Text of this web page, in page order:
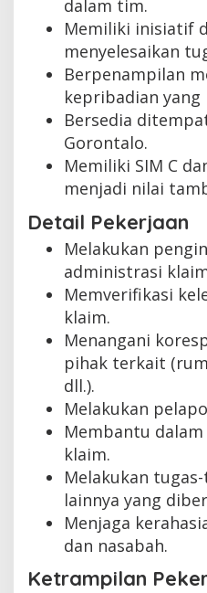
dalam tim.
Memiliki inisiatif
menyelesaikan
Berpenampilan
kepribadian yang
Bersedia
Gorontalo.
Memiliki SIM C
menjadi nilai
Detail Pekerjaan
Melakukan
administrasi
Memverifikasi
klaim.
Menangani
pihak terkait
dll.).
Melakukan
Membantu
klaim.
Melakukan
lainnya yang
Menjaga
dan nasabah.
Ketrampilan